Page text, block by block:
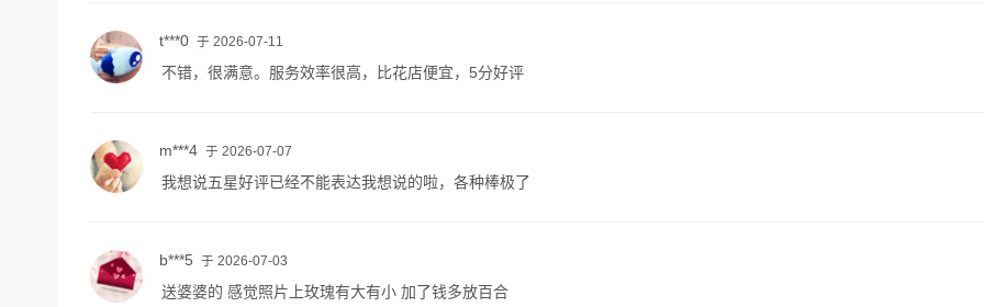
t***0 于 2026-07-11
不错，很满意。服务效率很高，比花店便宜，5分好评
m***4 于 2026-07-07
我想说五星好评已经不能表达我想说的啦，各种棒极了
b***5 于 2026-07-03
送婆婆的 感觉照片上玫瑰有大有小 加了钱多放百合